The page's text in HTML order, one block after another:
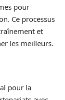
pour
Ce processus
et
les meilleurs.
pour la